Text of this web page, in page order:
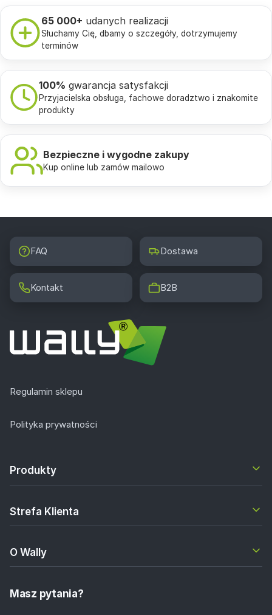
65 000+ udanych realizacji
Słuchamy Cię, dbamy o szczegóły, dotrzymujemy
terminów
100% gwarancja satysfakcji
Przyjacielska obsługa, fachowe doradztwo i znakomite
produkty
Bezpieczne i wygodne zakupy
Kup online lub zamów mailowo
FAQ Dostawa
Kontakt B2B
Regulamin sklepu
Polityka prywatności
Produkty
Strefa Klienta
O Wally
Masz pytania?